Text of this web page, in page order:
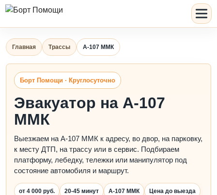
Главная Трассы А-107 ММК
Борт Помощи · Круглосуточно
Эвакуатор на А-107
ММК
Выезжаем на А-107 ММК к адресу, во двор, на парковку,
к месту ДТП, на трассу или в сервис. Подбираем
платформу, лебедку, тележки или манипулятор под
состояние автомобиля и маршрут.
от 4 000 руб. 20-45 минут А-107 ММК Цена до выезда